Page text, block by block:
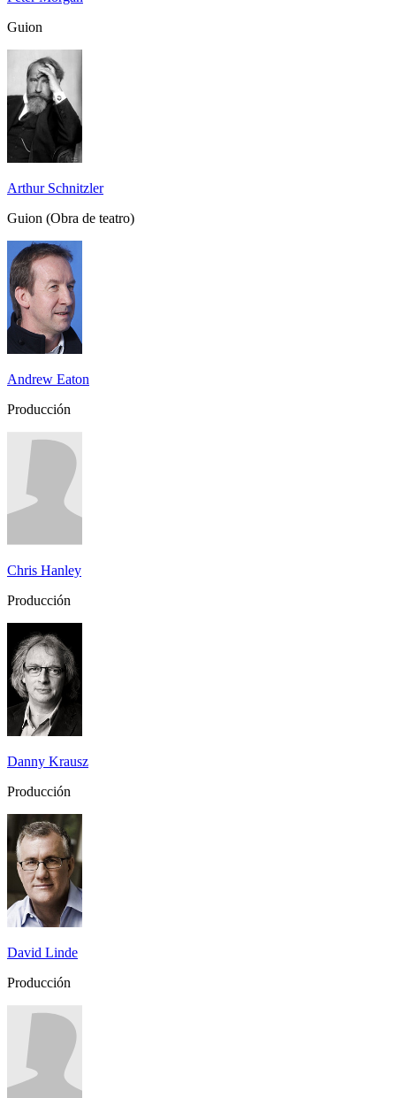
Guion
Arthur Schnitzler
Guion (Obra de teatro)
Andrew Eaton
Producción
Chris Hanley
Producción
Danny Krausz
Producción
David Linde
Producción